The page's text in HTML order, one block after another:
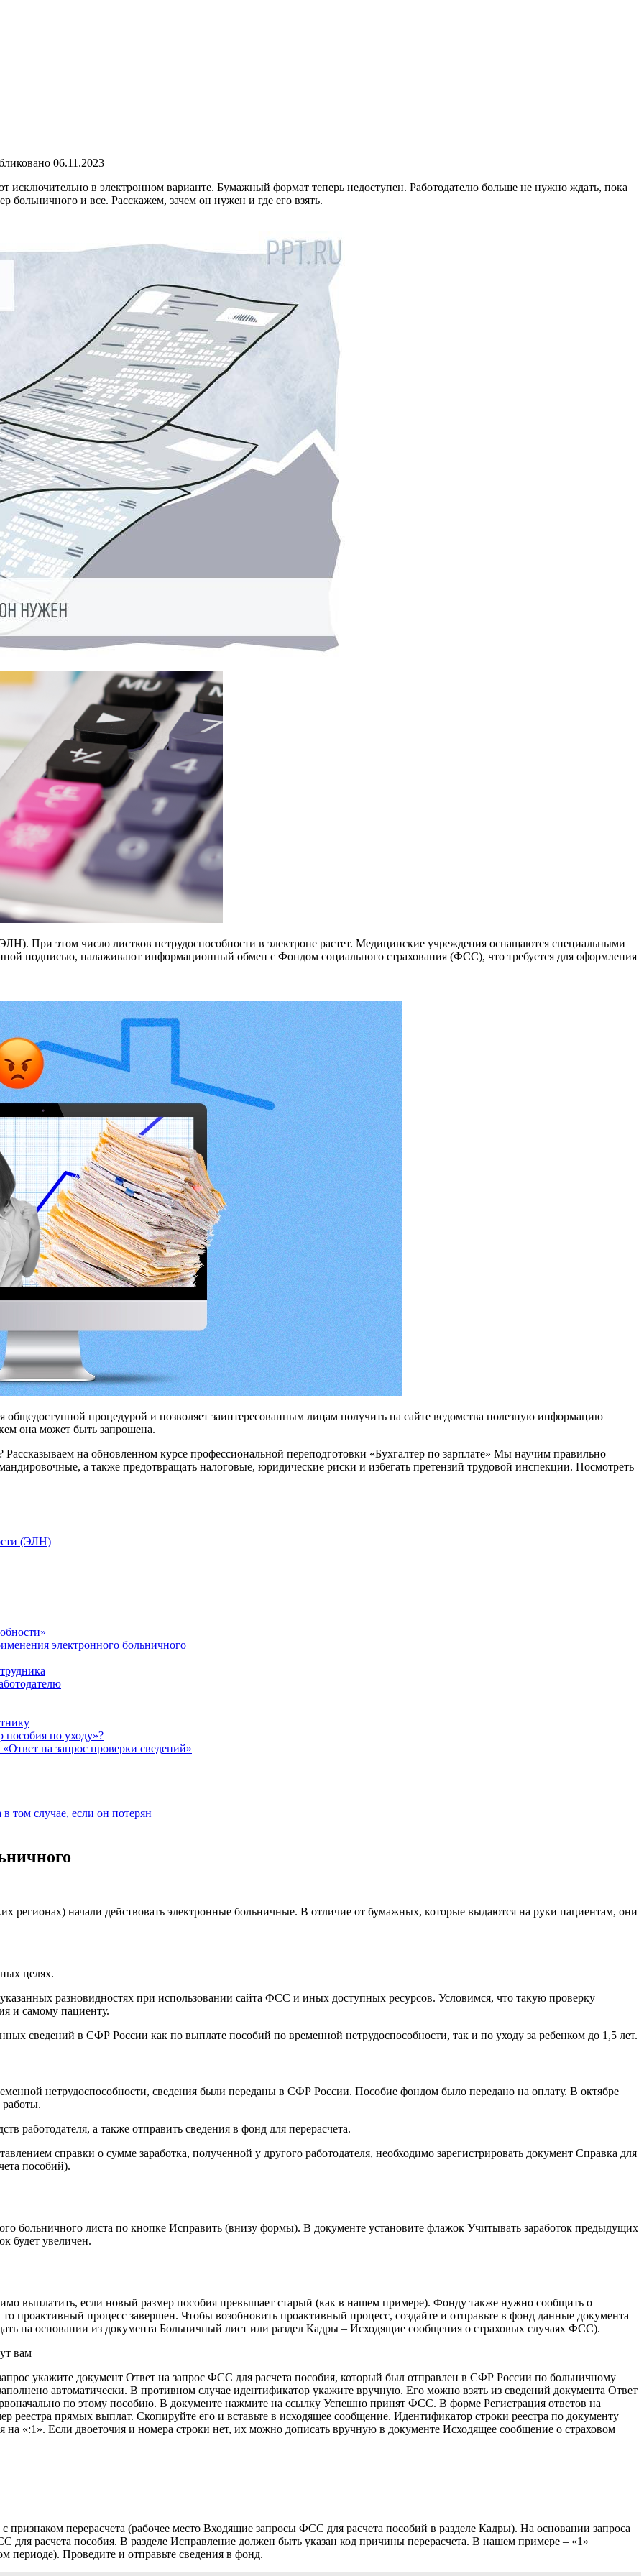
06.11.2023
исключительно в электронном варианте. Бумажный формат теперь недоступен. Работодателю больше не нужно ждать, пока
больничного и все. Расскажем, зачем он нужен и где его взять.
При этом число листков нетрудоспособности в электроне растет. Медицинские учреждения оснащаются специальными
подписью, налаживают информационный обмен с Фондом социального страхования (ФСС), что требуется для оформления
процедурой и позволяет заинтересованным лицам получить на сайте ведомства полезную информацию
она может быть запрошена.
на обновленном курсе профессиональной переподготовки «Бухгалтер по зарплате» Мы научим правильно
а также предотвращать налоговые, юридические риски и избегать претензий трудовой инспекции. Посмотреть
(ЭЛН)
электронного больничного
пособия по уходу»?
на запрос проверки сведений»
том случае, если он потерян
регионах) начали действовать электронные больничные. В отличие от бумажных, которые выдаются на руки пациентам, они
целях.
разновидностях при использовании сайта ФСС и иных доступных ресурсов. Условимся, что такую проверку
и самому пациенту.
сведений в СФР России как по выплате пособий по временной нетрудоспособности, так и по уходу за ребенком до 1,5 лет.
нетрудоспособности, сведения были переданы в СФР России. Пособие фондом было передано на оплату. В октябре
работы.
работодателя, а также отправить сведения в фонд для перерасчета.
справки о сумме заработка, полученной у другого работодателя, необходимо зарегистрировать документ Справка для
пособий).
больничного листа по кнопке Исправить (внизу формы). В документе установите флажок Учитывать заработок предыдущих
будет увеличен.
выплатить, если новый размер пособия превышает старый (как в нашем примере). Фонду также нужно сообщить о
проактивный процесс завершен. Чтобы возобновить проактивный процесс, создайте и отправьте в фонд данные документа
на основании из документа Больничный лист или раздел Кадры – Исходящие сообщения о страховых случаях ФСС).
вам
укажите документ Ответ на запрос ФСС для расчета пособия, который был отправлен в СФР России по больничному
автоматически. В противном случае идентификатор укажите вручную. Его можно взять из сведений документа Ответ
по этому пособию. В документе нажмите на ссылку Успешно принят ФСС. В форме Регистрация ответов на
реестра прямых выплат. Скопируйте его и вставьте в исходящее сообщение. Идентификатор строки реестра по документу
на «:1». Если двоеточия и номера строки нет, их можно дописать вручную в документе Исходящее сообщение о страховом
перерасчета (рабочее место Входящие запросы ФСС для расчета пособий в разделе Кадры). На основании запроса
для расчета пособия. В разделе Исправление должен быть указан код причины перерасчета. В нашем примере – «1»
периоде). Проведите и отправьте сведения в фонд.